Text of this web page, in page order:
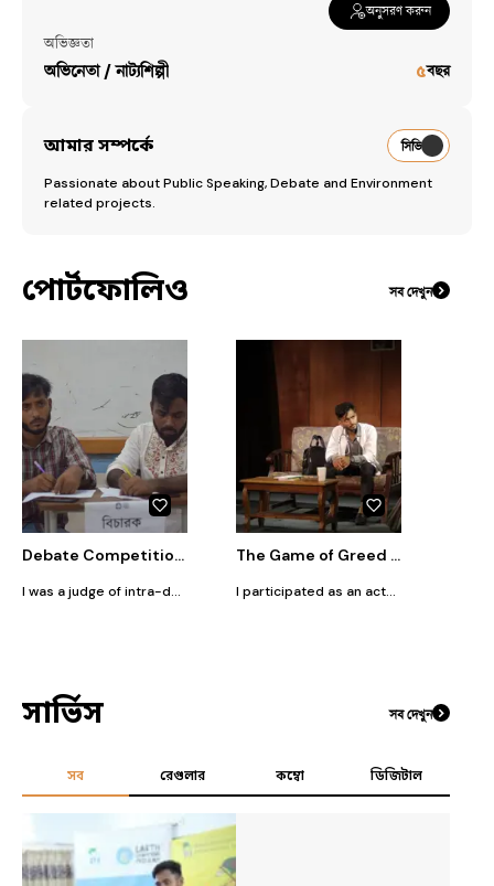
অনুসরণ করুন
অভিজ্ঞতা
অভিনেতা / নাট্যশিল্পী ৫বছর
আমার সম্পর্কে সিভি
Passionate about Public Speaking, Debate and Environment
related projects.
পোর্টফোলিও সব দেখুন
Debate Competition Judge
I was a judge of intra-department debate competition at JKKNIU Campus.
The Game of Greed (Theatre Performance)
I participated as an actor of a stage theatre performance at JKKNIU CAMPUS.
সার্ভিস সব দেখুন
সব রেগুলার কম্বো ডিজিটাল